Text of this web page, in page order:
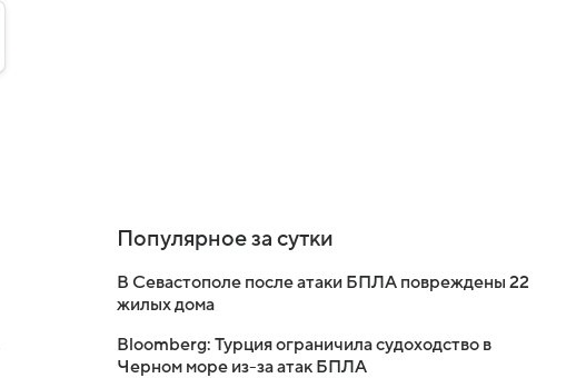
Популярное за сутки
В Севастополе после атаки БПЛА повреждены 22
жилых дома
Bloomberg: Турция ограничила судоходство в
Черном море из-за атак БПЛА